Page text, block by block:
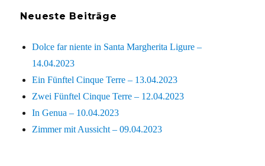
Neueste Beiträge
Dolce far niente in Santa Margherita Ligure –
14.04.2023
Ein Fünftel Cinque Terre – 13.04.2023
Zwei Fünftel Cinque Terre – 12.04.2023
In Genua – 10.04.2023
Zimmer mit Aussicht – 09.04.2023